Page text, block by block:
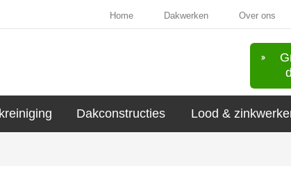
Home Dakwerken Over ons
Dakconstructies Lood &